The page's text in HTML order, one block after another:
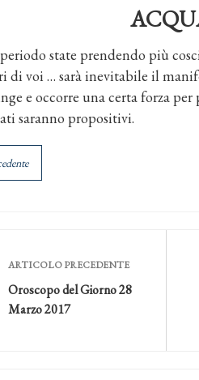
state prendendo più
di voi … sarà inevitabile il
e occorre una certa forza
saranno propositivi.
ARTICOLO PRECEDENTE
Oroscopo del Giorno 28
Marzo 2017